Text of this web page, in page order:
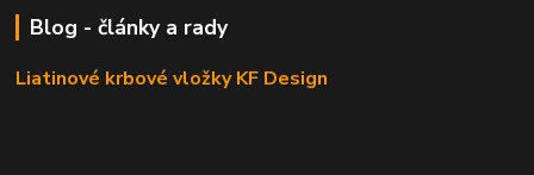
Blog - články a rady
Liatinové krbové vložky KF Design